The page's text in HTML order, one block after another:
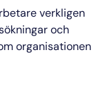
verkligen
och
organisationen